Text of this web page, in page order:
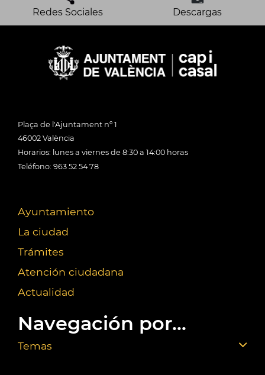
Redes Sociales Descargas
Plaça de l'Ajuntament nº 1
46002 València
Horarios: lunes a viernes de 8:30 a 14:00 horas
Teléfono: 963 52 54 78
Ayuntamiento
La ciudad
Trámites
Atención ciudadana
Actualidad
Navegación por...
Temas